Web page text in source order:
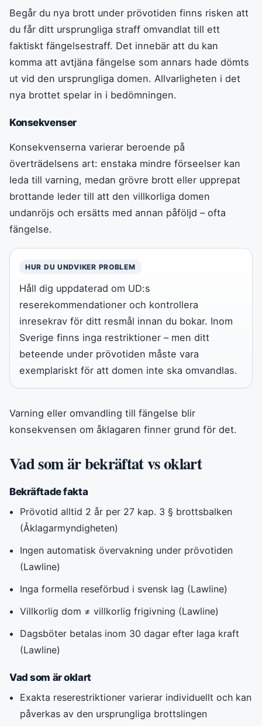
Begår du nya brott under prövotiden finns risken att
du får ditt ursprungliga straff omvandlat till ett
faktiskt fängelsestraff. Det innebär att du kan
komma att avtjäna fängelse som annars hade dömts
ut vid den ursprungliga domen. Allvarligheten i det
nya brottet spelar in i bedömningen.
Konsekvenser
Konsekvenserna varierar beroende på
överträdelsens art: enstaka mindre förseelser kan
leda till varning, medan grövre brott eller upprepat
brottande leder till att den villkorliga domen
undanröjs och ersätts med annan påföljd – ofta
fängelse.
HUR DU UNDVIKER PROBLEM
Håll dig uppdaterad om UD:s
reserekommendationer och kontrollera
inresekrav för ditt resmål innan du bokar. Inom
Sverige finns inga restriktioner – men ditt
beteende under prövotiden måste vara
exemplariskt för att domen inte ska omvandlas.
Varning eller omvandling till fängelse blir
konsekvensen om åklagaren finner grund för det.
Vad som är bekräftat vs oklart
Bekräftade fakta
Prövotid alltid 2 år per 27 kap. 3 § brottsbalken
(Åklagarmyndigheten)
Ingen automatisk övervakning under prövotiden
(Lawline)
Inga formella reseförbud i svensk lag (Lawline)
Villkorlig dom ≠ villkorlig frigivning (Lawline)
Dagsböter betalas inom 30 dagar efter laga kraft
(Lawline)
Vad som är oklart
Exakta reserestriktioner varierar individuellt och kan
påverkas av den ursprungliga brottslingen